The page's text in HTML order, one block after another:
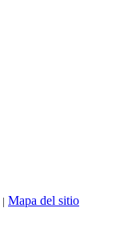
| Mapa del sitio